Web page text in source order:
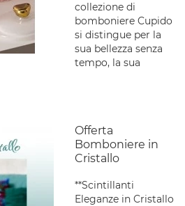
collezione di
bomboniere Cupido
si distingue per la
sua bellezza senza
tempo, la sua
Offerta
Bomboniere in
Cristallo
**Scintillanti
Eleganze in Cristallo